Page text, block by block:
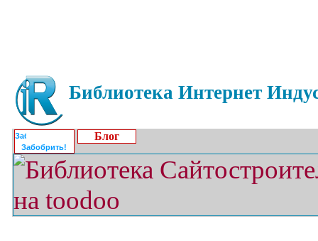
Библиотека Интернет
Забобрить!
Блог